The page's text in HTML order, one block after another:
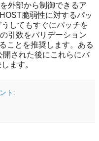
外部から制御できるア
脆弱性に対するパッ
してもすぐにパッチを
引数をバリデーション
ことを推奨します。ある
された後にこれらにバ
ます。
ト: